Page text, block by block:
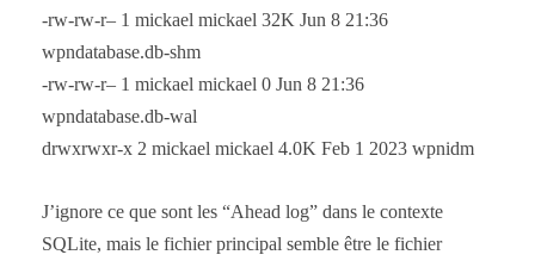
-rw-rw-r– 1 mickael mickael 32K Jun 8 21:36
wpndatabase.db-shm
-rw-rw-r– 1 mickael mickael 0 Jun 8 21:36
wpndatabase.db-wal
drwxrwxr-x 2 mickael mickael 4.0K Feb 1 2023 wpnidm
J’ignore ce que sont les “Ahead log” dans le contexte
SQLite, mais le fichier principal semble être le fichier